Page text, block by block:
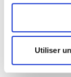
Utiliser